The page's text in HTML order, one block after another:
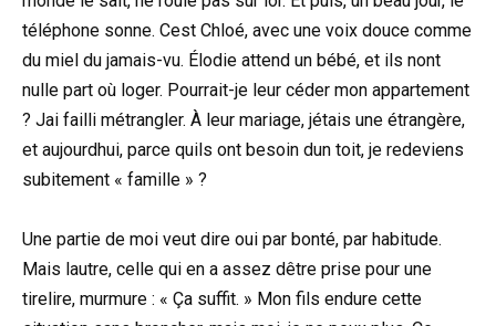
téléphone sonne. Cest Chloé, avec une voix douce comme
du miel du jamais-vu. Élodie attend un bébé, et ils nont
nulle part où loger. Pourrait-je leur céder mon appartement
? Jai failli métrangler. À leur mariage, jétais une étrangère,
et aujourdhui, parce quils ont besoin dun toit, je redeviens
subitement « famille » ?
Une partie de moi veut dire oui par bonté, par habitude.
Mais lautre, celle qui en a assez dêtre prise pour une
tirelire, murmure : « Ça suffit. » Mon fils endure cette